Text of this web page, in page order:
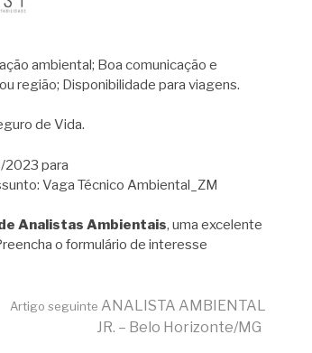
ambiental; Boa comunicação e
região; Disponibilidade para viagens.
de Vida.
2023 para
Vaga Técnico Ambiental_ZM
Analistas Ambientais, uma excelente
o formulário de interesse
Artigo seguinte ANALISTA AMBIENTAL
JR. – Belo Horizonte/MG